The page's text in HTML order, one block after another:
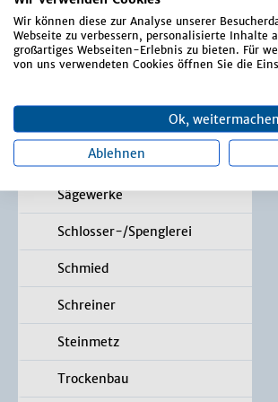
Wir können diese zur Analyse unserer
Webseite zu verbessern, personalisierte Inhalte
großartiges Webseiten-Erlebnis zu bieten. Für
von uns verwendeten Cookies öffnen Sie die
Ok, weitermachen
Ablehnen
Maler
Raumausstatter/Bodenleger
Sägewerke
Schlosser-/Spenglerei
Schmied
Schreiner
Steinmetz
Trockenbau